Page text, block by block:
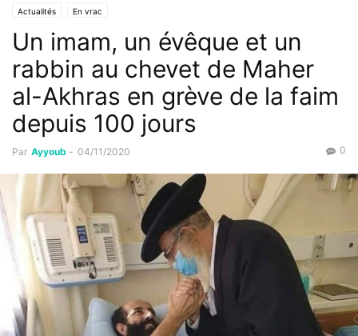
Actualités En vrac
Un imam, un évêque et un
rabbin au chevet de Maher
al-Akhras en grève de la faim
depuis 100 jours
Par Ayyoub - 04/11/2020 0